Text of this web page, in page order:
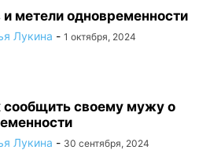
и метели одновременности
Лукина - 1 октября, 2024
сообщить своему мужу о
Лукина - 30 сентября, 2024